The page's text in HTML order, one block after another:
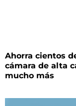
Ahorra cientos
cámara de alta
mucho más